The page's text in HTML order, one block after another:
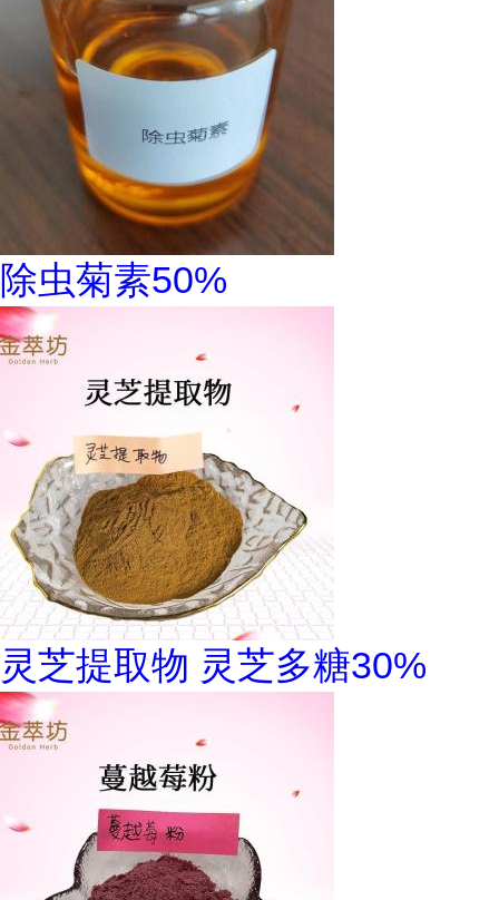
除虫菊素50%
灵芝提取物 灵芝多糖30%